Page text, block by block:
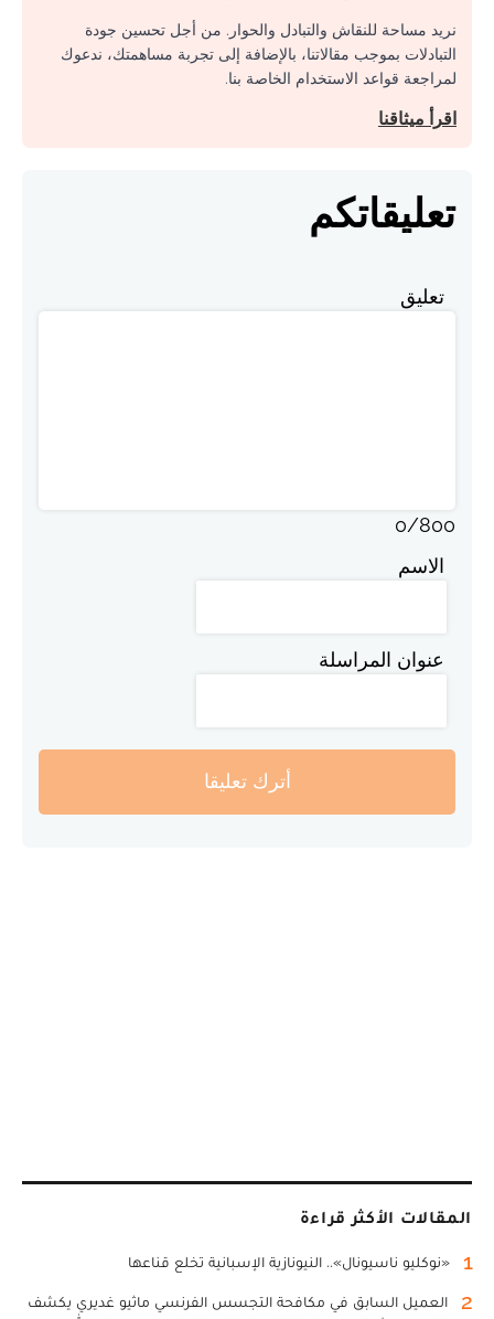
نريد مساحة للنقاش والتبادل والحوار. من أجل تحسين جودة
التبادلات بموجب مقالاتنا، بالإضافة إلى تجربة مساهمتك، ندعوك
لمراجعة قواعد الاستخدام الخاصة بنا.
اقرأ ميثاقنا
تعليقاتكم
تعليق
0/800
الاسم
عنوان المراسلة
أترك تعليقا
المقالات الأكثر قراءة
1 «نوكليو ناسيونال».. النيونازية الإسبانية تخلع قناعها
2
العميل السابق في مكافحة التجسس الفرنسي ماثيو غديري يكشف